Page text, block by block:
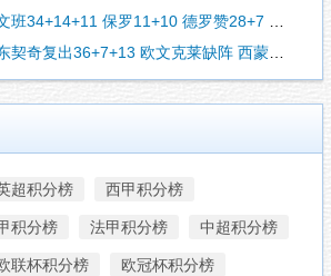
保罗11+10 德罗赞28+7 马刺险胜国王
36+7+13 欧文克莱缺阵 西蒙斯27分 独行侠胜开拓者
超积分榜 西甲积分榜
积分榜 法甲积分榜 中超积分榜
联杯积分榜 欧冠杯积分榜